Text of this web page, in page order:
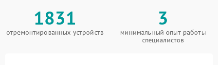
1831
отремонтированных устройств
3
минимальный опыт работы
специалистов